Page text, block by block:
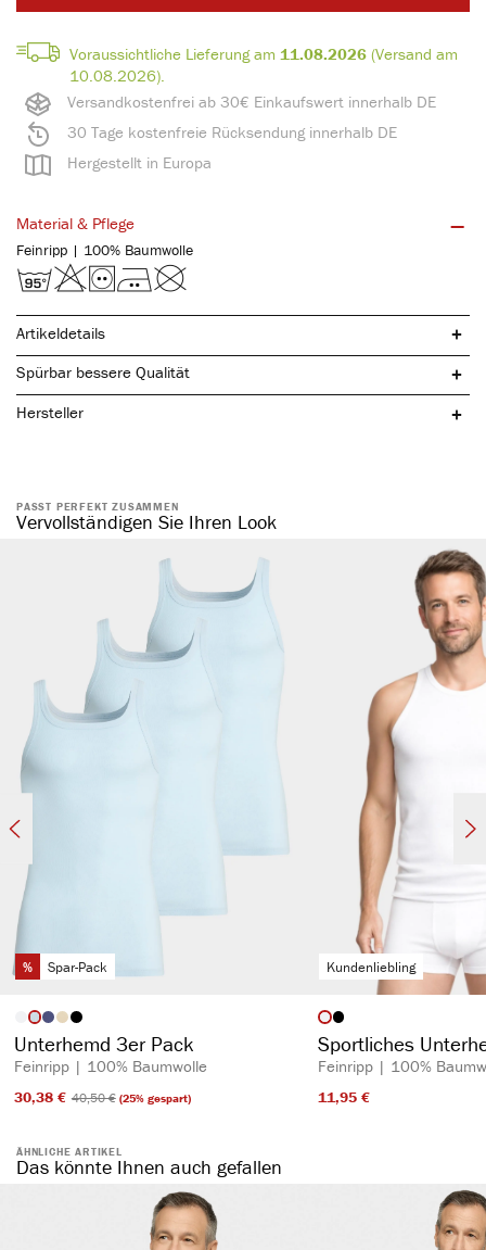
Versandkostenfrei ab 30€ Einkaufswert innerhalb DE
30 Tage kostenfreie Rücksendung innerhalb DE
Hergestellt in Europa
Voraussichtliche Lieferung am 11.08.2026(Versand am
10.08.2026).
Material & Pflege
Feinripp | 100% Baumwolle
Artikeldetails
spürbar hochwertig
kochfest & pflegeleicht
temperaturausgleichend
angenehmes Tragegefühl
komfortabler Weichbund
ohne störende Seitennaht
Spürbar bessere Qualität
Hersteller
PASST PERFEKT ZUSAMMEN
Vervollständigen Sie Ihren Look
% Spar-Pack
Artikelfarbe
Unterhemd 3er Pack
Feinripp | 100% Baumwolle
30,38 €​ 40,50 €​(25% gespart)
Kundenliebling
Artikelfarbe
Sportliches
Feinripp | 100%
11,95 €​
ÄHNLICHE ARTIKEL
Das könnte Ihnen auch gefallen